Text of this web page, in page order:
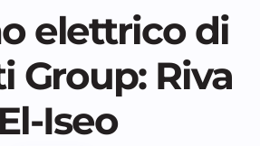
elettrico di
Group: Riva
El-Iseo